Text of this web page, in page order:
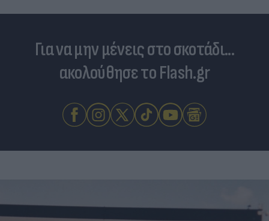
Για να μην μένεις στο σκοτάδι...
ακολούθησε το Flash.gr